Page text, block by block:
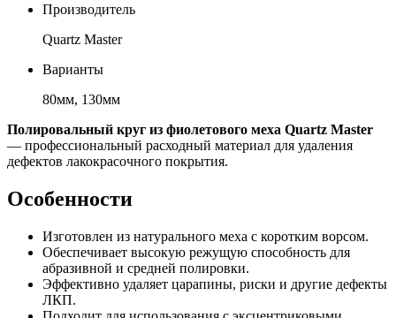
Производитель
Quartz Master
Варианты
80мм, 130мм
Полировальный круг из фиолетового меха Quartz Master
— профессиональный расходный материал для удаления
дефектов лакокрасочного покрытия.
Особенности
Изготовлен из натурального меха с коротким ворсом.
Обеспечивает высокую режущую способность для
абразивной и средней полировки.
Эффективно удаляет царапины, риски и другие дефекты
ЛКП.